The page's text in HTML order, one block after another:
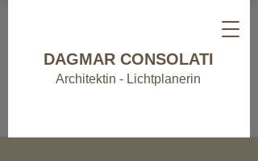
DAGMAR CONSOLATI
Architektin - Lichtplanerin